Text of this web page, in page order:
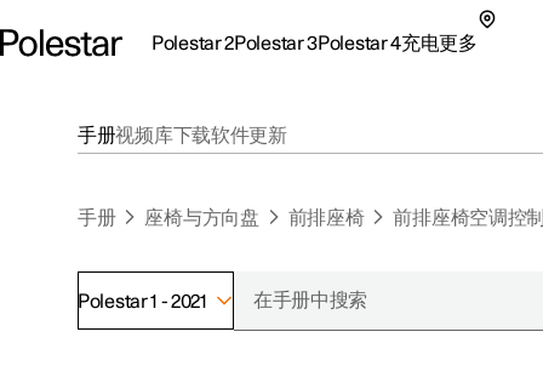
Polestar 2Polestar 3Polestar 4充电更多
手册视频库下载软件更新
手册 座椅与方向盘 前排座椅 前排座椅空调控
Polestar 1 - 2021